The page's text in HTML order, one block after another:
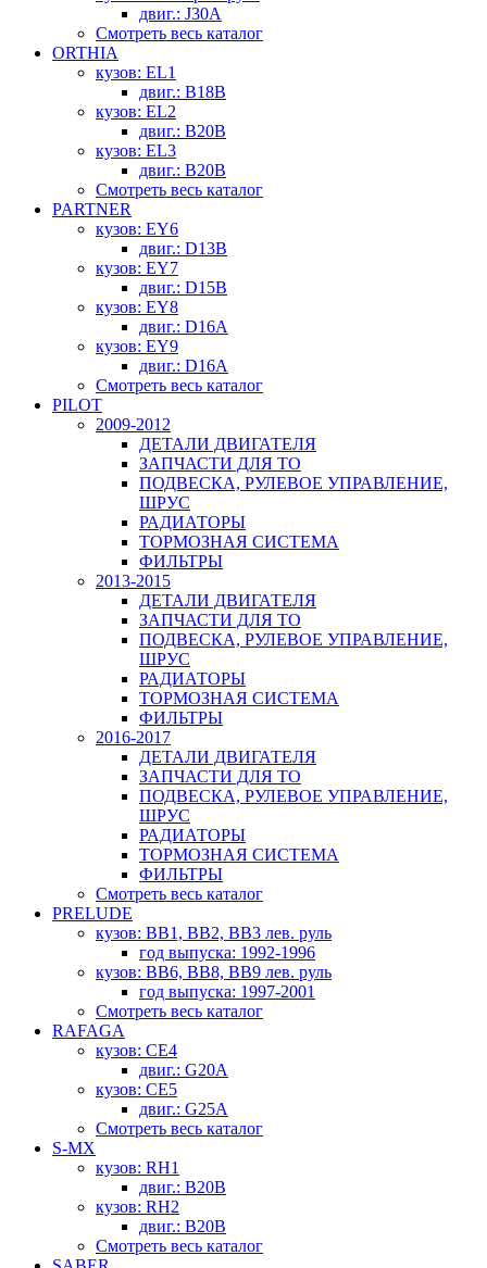
двиг.: J30A
Смотреть весь каталог
ORTHIA
кузов: EL1
двиг.: B18B
кузов: EL2
двиг.: B20B
кузов: EL3
двиг.: B20B
Смотреть весь каталог
PARTNER
кузов: EY6
двиг.: D13B
кузов: EY7
двиг.: D15B
кузов: EY8
двиг.: D16A
кузов: EY9
двиг.: D16A
Смотреть весь каталог
PILOT
2009-2012
ДЕТАЛИ ДВИГАТЕЛЯ
ЗАПЧАСТИ ДЛЯ ТО
ПОДВЕСКА, РУЛЕВОЕ УПРАВЛЕНИЕ,
ШРУС
РАДИАТОРЫ
ТОРМОЗНАЯ СИСТЕМА
ФИЛЬТРЫ
2013-2015
ДЕТАЛИ ДВИГАТЕЛЯ
ЗАПЧАСТИ ДЛЯ ТО
ПОДВЕСКА, РУЛЕВОЕ УПРАВЛЕНИЕ,
ШРУС
РАДИАТОРЫ
ТОРМОЗНАЯ СИСТЕМА
ФИЛЬТРЫ
2016-2017
ДЕТАЛИ ДВИГАТЕЛЯ
ЗАПЧАСТИ ДЛЯ ТО
ПОДВЕСКА, РУЛЕВОЕ УПРАВЛЕНИЕ,
ШРУС
РАДИАТОРЫ
ТОРМОЗНАЯ СИСТЕМА
ФИЛЬТРЫ
Смотреть весь каталог
PRELUDE
кузов: BB1, BB2, BB3 лев. руль
год выпуска: 1992-1996
кузов: BB6, BB8, BB9 лев. руль
год выпуска: 1997-2001
Смотреть весь каталог
RAFAGA
кузов: CE4
двиг.: G20A
кузов: CE5
двиг.: G25A
Смотреть весь каталог
S-MX
кузов: RH1
двиг.: B20B
кузов: RH2
двиг.: B20B
Смотреть весь каталог